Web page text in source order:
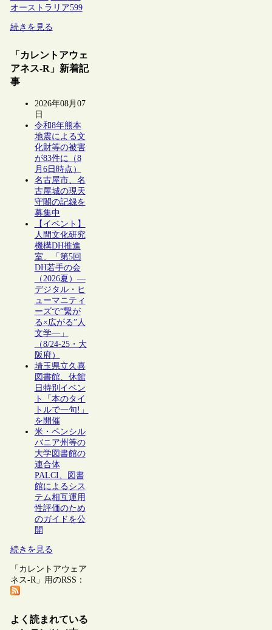
オーストラリア599
続きを見る
「カレントアウェ
アネス-R」新着記
事
2026年08月07
日
令和8年熊本
地震による文
化財等の被害
が83件に（8
月6日時点）
名古屋市、名
古屋城の現天
守閣の記録を
募集中
【イベント】
人間文化研究
機構DH推進
室、「第5回
DH若手の会
（2026夏）―
デジタル・ヒ
ューマニティ
ーズで“繋が
る×広がる”人
文学―」
（8/24-25・大
阪府）
埼玉県立久喜
図書館、休館
日特別イベン
ト「本のタイ
トルで一句!」
を開催
米・ペンシル
バニア州等の
大学図書館の
連合体
PALCI、図書
館によるシス
テム相互運用
性評価のため
のガイドを公
開
続きを見る
「カレントアウェア
ネス-R」用のRSS：
よく読まれている